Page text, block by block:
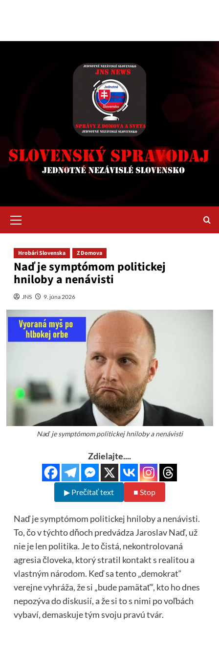
Menu
Hrobári Slovenska Z Domova
Naď je symptómom politickej
hniloby a nenávisti
JNS 9. júna 2026
Naď je symptómom politickej hniloby a nenávisti
Zdielajte....
▶ Prečítať text ■ Stop
Naď je symptómom politickej hniloby a nenávisti.
To, čo v týchto dňoch predvádza Jaroslav Naď, už
nie je len politika. Je to čistá, nekontrolovaná
agresia človeka, ktorý stratil kontakt s realitou a
vlastným národom. Keď sa tento „demokrat“
verejne vyhráža, že si „bude pamätať“, kto ho dnes
nepozýva do diskusií, a že si to s nimi po voľbách
vybaví, demaskuje tým svoju pravú tvár.